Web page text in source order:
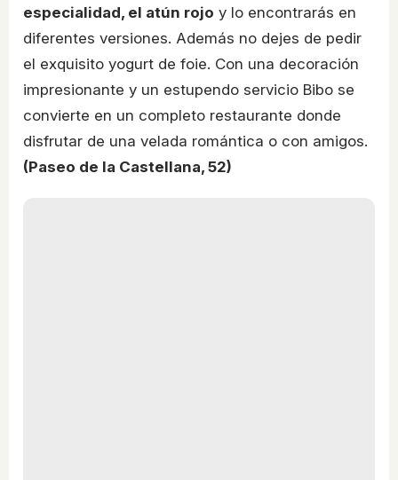
especialidad, el atún rojo y lo encontrarás en
diferentes versiones. Además no dejes de pedir
el exquisito yogurt de foie. Con una decoración
impresionante y un estupendo servicio Bibo se
convierte en un completo restaurante donde
disfrutar de una velada romántica o con amigos.
(Paseo de la Castellana, 52)